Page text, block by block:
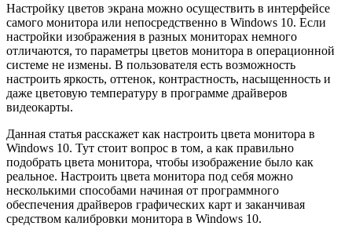
Настройку цветов экрана можно осуществить в интерфейсе
самого монитора или непосредственно в Windows 10. Если
настройки изображения в разных мониторах немного
отличаются, то параметры цветов монитора в операционной
системе не измены. В пользователя есть возможность
настроить яркость, оттенок, контрастность, насыщенность и
даже цветовую температуру в программе драйверов
видеокарты.
Данная статья расскажет как настроить цвета монитора в
Windows 10. Тут стоит вопрос в том, а как правильно
подобрать цвета монитора, чтобы изображение было как
реальное. Настроить цвета монитора под себя можно
несколькими способами начиная от программного
обеспечения драйверов графических карт и заканчивая
средством калибровки монитора в Windows 10.